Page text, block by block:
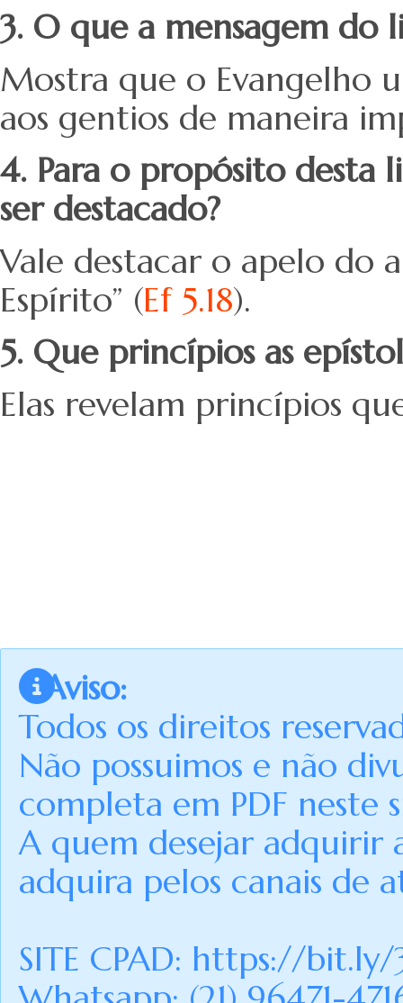
3. O que a mensagem do
Mostra que o Evangelho
aos gentios de maneira
4. Para o propósito desta
ser destacado?
Vale destacar o apelo do
Espírito” (Ef 5.18).
5. Que princípios as
Elas revelam princípios
Aviso:
Todos os direitos
Não possuimos e não
completa em PDF neste
A quem desejar adquirir
adquira pelos canais de
SITE CPAD: https://bit.ly/